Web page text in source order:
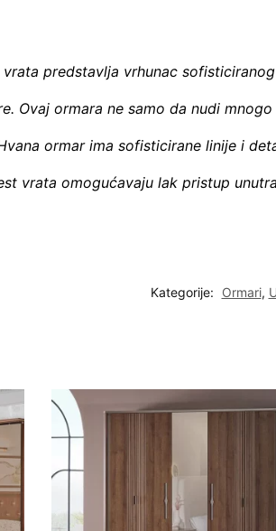
predstavlja vrhunac
Ovaj ormara ne samo da nudi
ormar ima sofisticirane linije i
vrata omogućavaju lak pristup
Kategorije: Ormari,